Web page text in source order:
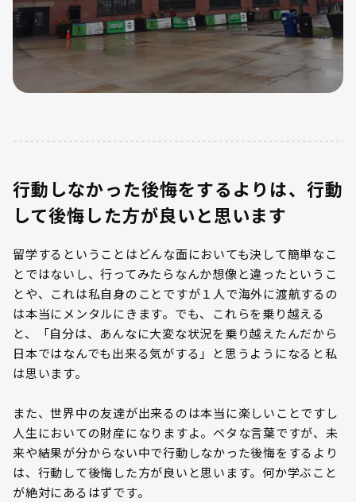
行動しなかった後悔をするよりは、行動
して後悔した方が良いと思います
留学するということはどんな面においても決して簡単なこ
とではないし、行ってみたらなんか想像と違ったというこ
とや、これは私自身のことですが１人で海外に渡航するの
は本当にメンタルにきます。でも、これらを乗り越える
と、「自分は、あんなに大変な状況を乗り越えたんだから
日本ではなんでも出来る気がする」と思うようになると私
は思います。
また、世界中の友達が出来るのは本当に楽しいことですし
人生においての財産になりますよ。ベタな言葉ですが、未
来や結果が分からない中で行動しなかった後悔をするより
は、行動して後悔した方が良いと思います。何か学ぶこと
が絶対にあるはずです。